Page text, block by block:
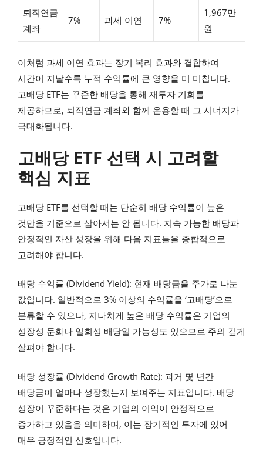
퇴직연금
계좌
7% 과세 이연 7%
1,967만
원
이처럼 과세 이연 효과는 장기 복리 효과와 결합하여
시간이 지날수록 누적 수익률에 큰 영향을 미 미칩니다.
고배당 ETF는 꾸준한 배당을 통해 재투자 기회를
제공하므로, 퇴직연금 계좌와 함께 운용할 때 그 시너지가
극대화됩니다.
고배당 ETF 선택 시 고려할
핵심 지표
고배당 ETF를 선택할 때는 단순히 배당 수익률이 높은
것만을 기준으로 삼아서는 안 됩니다. 지속 가능한 배당과
안정적인 자산 성장을 위해 다음 지표들을 종합적으로
고려해야 합니다.
배당 수익률 (Dividend Yield): 현재 배당금을 주가로 나눈
값입니다. 일반적으로 3% 이상의 수익률을 ‘고배당’으로
분류할 수 있으나, 지나치게 높은 배당 수익률은 기업의
성장성 둔화나 일회성 배당일 가능성도 있으므로 주의 깊게
살펴야 합니다.
배당 성장률 (Dividend Growth Rate): 과거 몇 년간
배당금이 얼마나 성장했는지 보여주는 지표입니다. 배당
성장이 꾸준하다는 것은 기업의 이익이 안정적으로
증가하고 있음을 의미하며, 이는 장기적인 투자에 있어
매우 긍정적인 신호입니다.